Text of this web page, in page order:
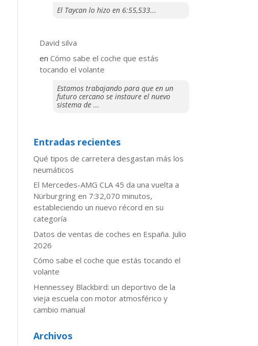
El Taycan lo hizo en 6:55,533...
David silva
en​Cómo sabe el coche que estás
tocando el volante
Estamos trabajando para que en un
futuro cercano se instaure el nuevo
sistema de ...
Entradas recientes
Qué tipos de carretera desgastan más los
neumáticos
El Mercedes-AMG CLA 45 da una vuelta a
Nürburgring en 7:32,070 minutos,
estableciendo un nuevo récord en su
categoría
Datos de ventas de coches en España. Julio
2026
​Cómo sabe el coche que estás tocando el
volante
Hennessey Blackbird: un deportivo de la
vieja escuela con motor atmosférico y
cambio manual
Archivos